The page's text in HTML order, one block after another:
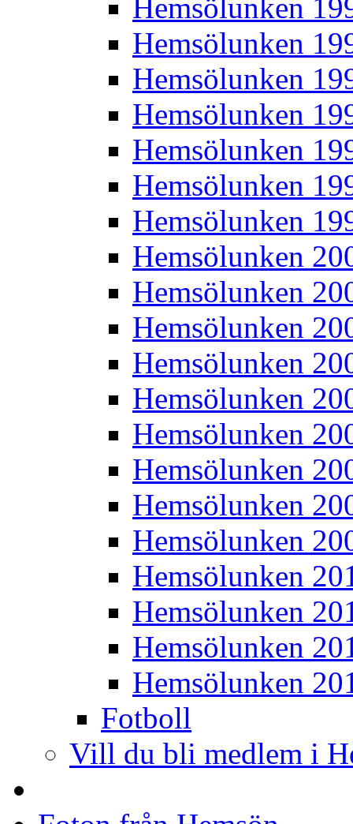
Hemsölunken
Hemsölunken
Hemsölunken
Hemsölunken
Hemsölunken
Hemsölunken
Hemsölunken
Hemsölunken
Hemsölunken
Hemsölunken
Hemsölunken
Hemsölunken
Hemsölunken
Hemsölunken
Hemsölunken
Hemsölunken
Hemsölunken
Hemsölunken
Hemsölunken
Hemsölunken
Fotboll
Vill du bli medlem i